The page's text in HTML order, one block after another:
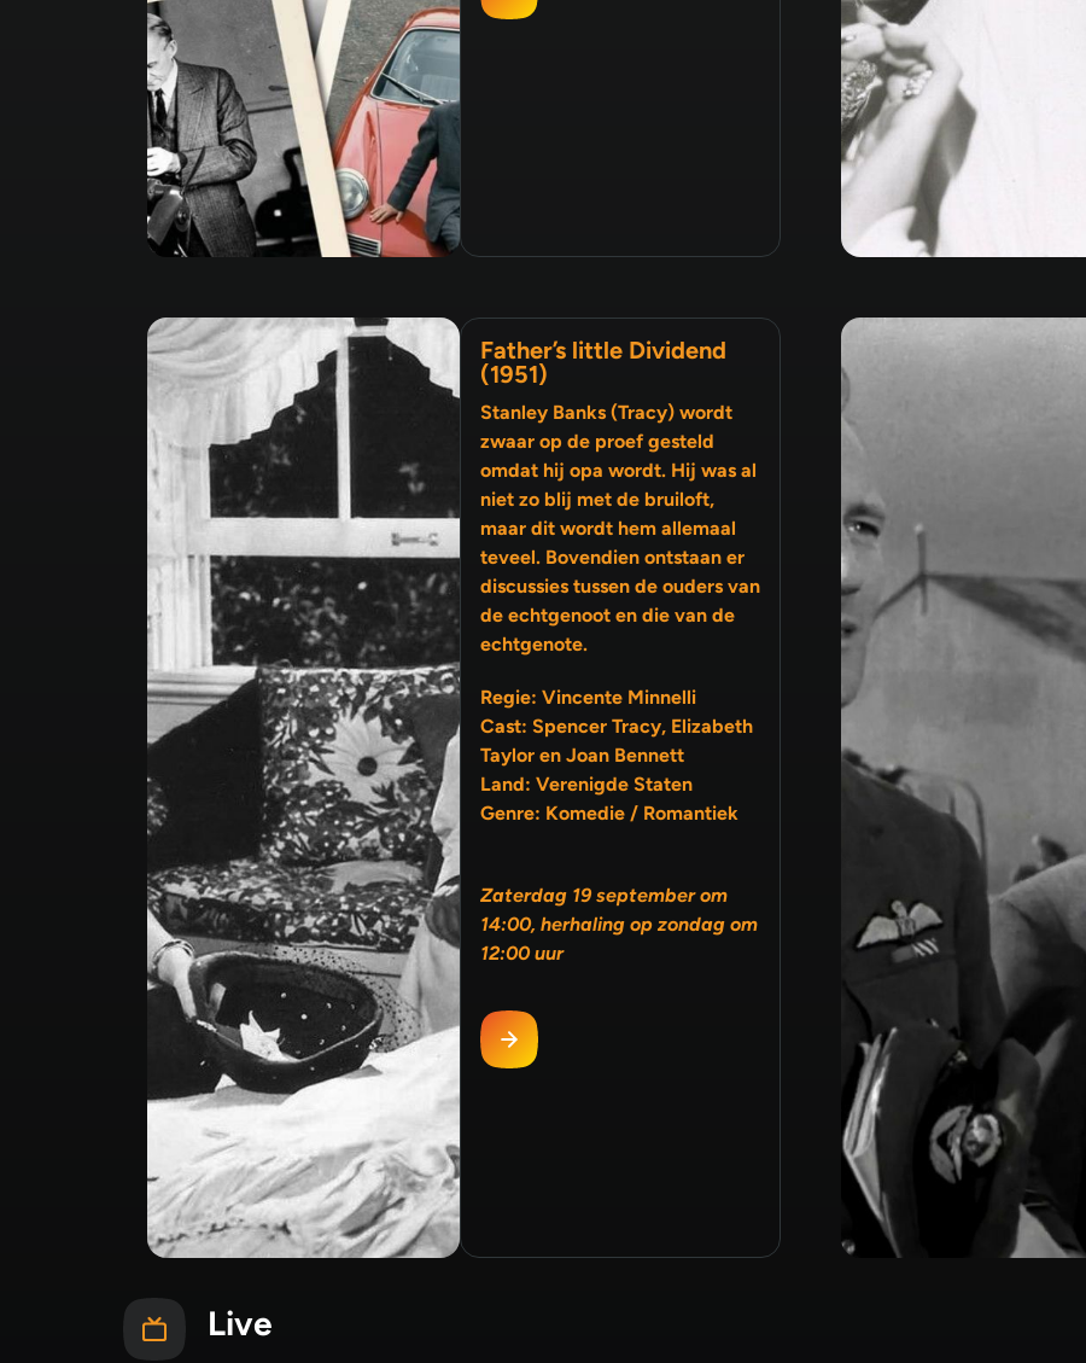
Father’s little Dividend
(1951)
Stanley Banks (Tracy) wordt
zwaar op de proef gesteld
omdat hij opa wordt. Hij was al
niet zo blij met de bruiloft,
maar dit wordt hem allemaal
teveel. Bovendien ontstaan er
discussies tussen de ouders van
de echtgenoot en die van de
echtgenote.
Regie: Vincente Minnelli
Cast: Spencer Tracy, Elizabeth
Taylor en Joan Bennett
Land: Verenigde Staten
Genre: Komedie / Romantiek
Zaterdag 19 september om
14:00, herhaling op zondag om
12:00 uur
Live